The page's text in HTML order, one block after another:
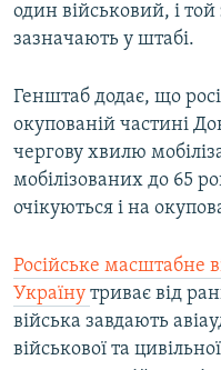
один військовий, і
зазначають у штабі.
Генштаб додає, що
окупованій частині
чергову хвилю
мобілізованих до 65
очікуються і на
Російське масштабне
Україну триває від
війська завдають
військової та